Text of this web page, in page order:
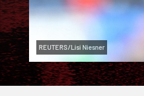
REUTERS/Lisi Niesner